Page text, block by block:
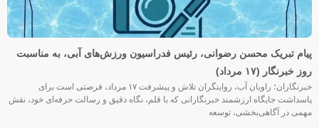
پیام تبریک محسن رضوانی، رئیس فدراسیون ورزش‌های آبی، به مناسبت
روز خبرنگار (۱۷ مرداد)
خبرنگاران؛ راویان آب، روایتگران تلاش و پیشرفت ۱۷ مرداد، فرصتی است برای
پاسداشت جایگاه ارزشمند خبرنگارانی که با قلم، نگاه دقیق و رسالت حرفه‌ای خود، نقش
مهمی در آگاهی‌بخشی، توسعه